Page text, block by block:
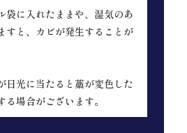
袋に入れたままや、湿気のあ
すと、カビが発生することが
日光に当たると藁が変色した
る場合がございます。